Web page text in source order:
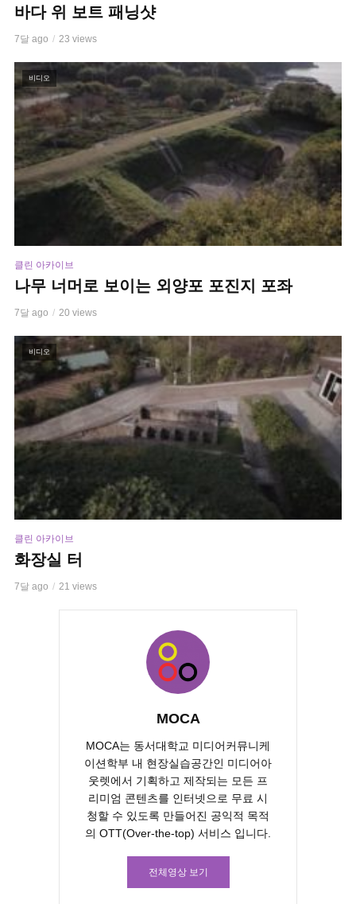
바다 위 보트 패닝샷
7달 ago 23 views
비디오
클린 아카이브
나무 너머로 보이는 외양포 포진지 포좌
7달 ago 20 views
비디오
클린 아카이브
화장실 터
7달 ago 21 views
MOCA
MOCA는 동서대학교 미디어커뮤니케
이션학부 내 현장실습공간인 미디어아
웃렛에서 기획하고 제작되는 모든 프
리미엄 콘텐츠를 인터넷으로 무료 시
청할 수 있도록 만들어진 공익적 목적
의 OTT(Over-the-top) 서비스 입니다.
전체영상 보기